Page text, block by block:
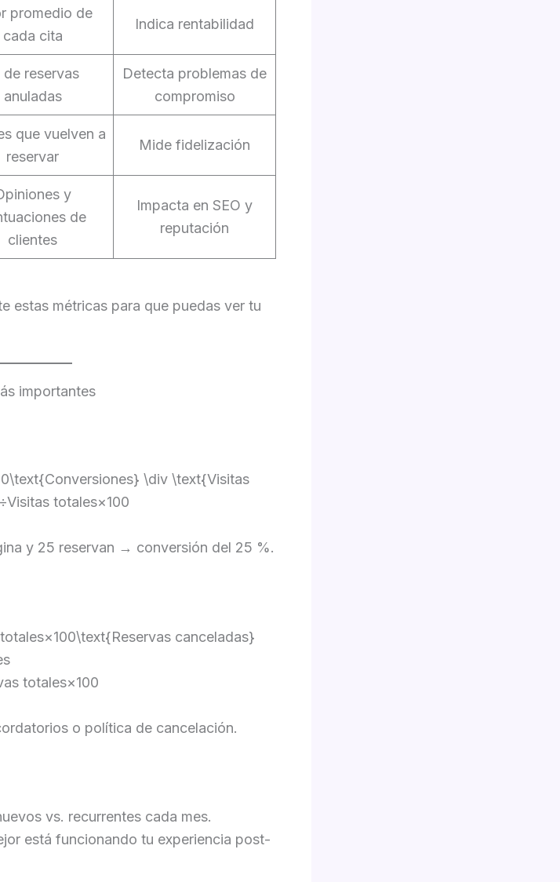
promedio de
cada cita
Indica rentabilidad
de reservas
anuladas
Detecta problemas de
compromiso
que vuelven a
reservar
Mide fidelización
y
de
clientes
Impacta en SEO y
reputación
estas métricas para que puedas ver tu
importantes
\div \text{Visitas
totales×100
y 25 reservan → conversión del 25 %.
canceladas}
totales×100
o política de cancelación.
vs. recurrentes cada mes.
está funcionando tu experiencia post-